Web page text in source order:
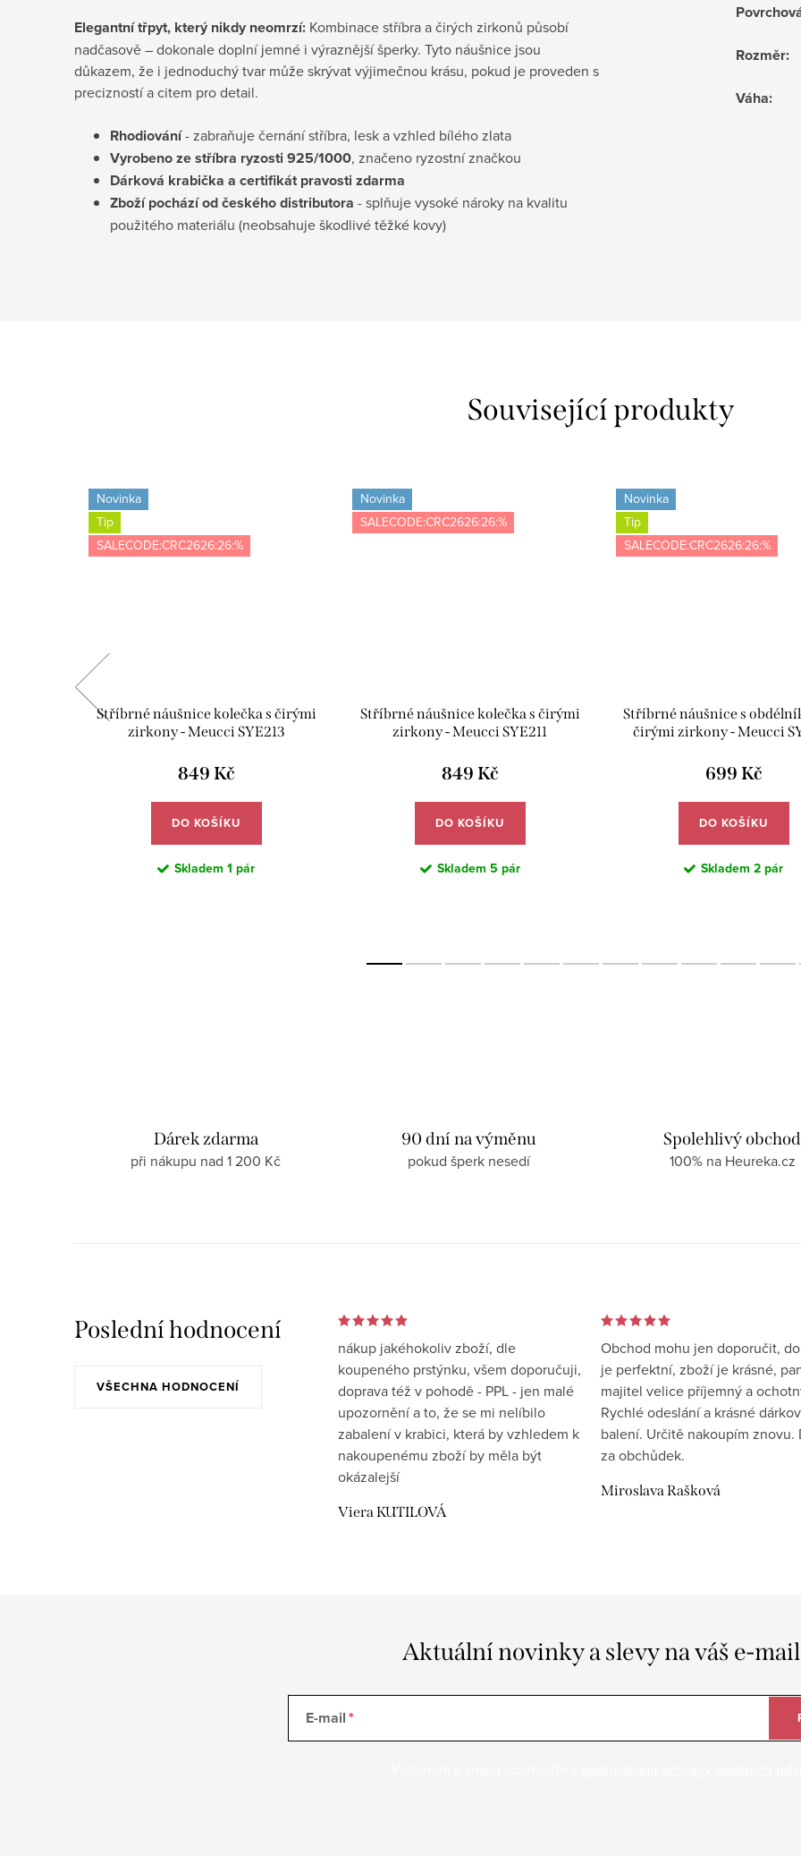
Elegantní třpyt, který nikdy neomrzí: Kombinace stříbra a čirých zirkonů působí
nadčasově – dokonale doplní jemné i výraznější šperky. Tyto náušnice jsou
důkazem, že i jednoduchý tvar může skrývat výjimečnou krásu, pokud je proveden s
precizností a citem pro detail.
Rhodiování- zabraňuje černání stříbra, lesk a vzhled bílého zlata
Vyrobeno ze stříbra ryzosti 925/1000, značeno ryzostní značkou
Dárková krabička a certifikát pravosti zdarma
Zboží pochází od českého distributora - splňuje vysoké nároky na kvalitu
použitého materiálu (neobsahuje škodlivé těžké kovy)
Rozměr:
Váha:
Související produkty
Novinka
Tip
SALECODE:CRC2626:26:%
Stříbrné náušnice kolečka s čirými
zirkony - Meucci SYE213
849 Kč
DO KOŠÍKU
Skladem 1 pár
Novinka
SALECODE:CRC2626:26:%
Stříbrné náušnice kolečka s čirými
zirkony - Meucci SYE211
849 Kč
DO KOŠÍKU
Skladem 5 pár
Novinka
Tip
SALECODE:CRC2626:26:%
Stříbrné náušnice s
čirými zirkony - Meucci
699 Kč
DO KOŠÍKU
Skladem 2 pár
Dárek zdarma
při nákupu nad 1 200 Kč
90 dní na výměnu
pokud šperk nesedí
Spolehlivý obchod
100% na Heureka.cz
Poslední hodnocení
VŠECHNA HODNOCENÍ
nákup jakéhokoliv zboží, dle
koupeného prstýnku, všem doporučuji,
doprava též v pohodě - PPL - jen malé
upozornění a to, že se mi nelíbilo
zabalení v krabici, která by vzhledem k
nakoupenému zboží by měla být
okázalejší
Viera KUTILOVÁ
Obchod mohu jen doporučit,
je perfektní, zboží je krásné,
majitel velice příjemný a
Rychlé odeslání a krásné
balení. Určitě nakoupím znovu.
za obchůdek.
Miroslava Rašková
Aktuální novinky a slevy na váš e-mail
E-mail